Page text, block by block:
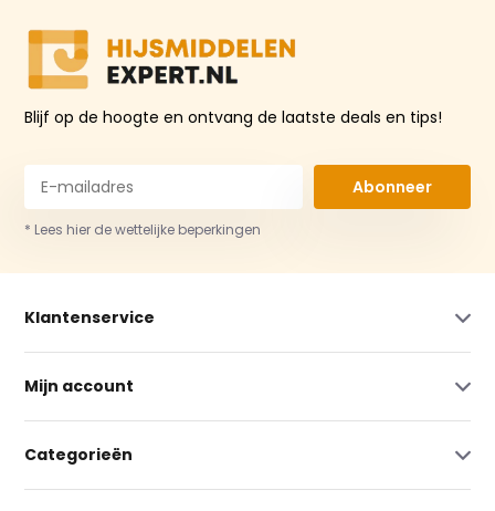
Blijf op de hoogte en ontvang de laatste deals en tips!
Abonneer
* Lees hier de wettelijke beperkingen
Klantenservice
Mijn account
Categorieën